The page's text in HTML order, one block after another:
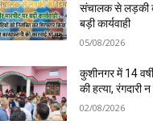
संचालक से लड़की
बड़ी कार्यवाही
05/08/2026
कुशीनगर में 14
की हत्या, रंगदारी
02/08/2026